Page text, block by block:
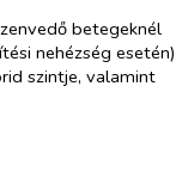
betegeknél
nehézség esetén)
szintje, valamint